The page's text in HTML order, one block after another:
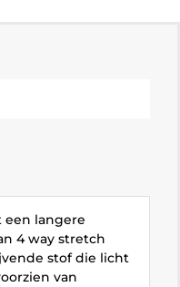
een langere
4 way stretch
stof die licht
van